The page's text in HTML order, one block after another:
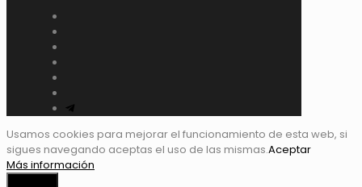
Usamos cookies para mejorar el funcionamiento de esta web, si
sigues navegando aceptas el uso de las mismas.Aceptar
Más información